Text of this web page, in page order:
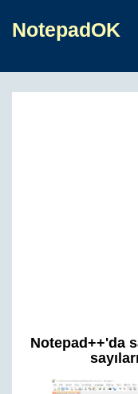
NotepadOK
Notepad++'da